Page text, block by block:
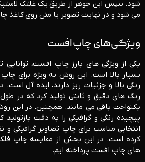
شود. سپس این جوهر از طریق یک غلتک
می ‌شود و در نهایت تصویر یا متن روی کاغذ
ویژگی‌های چاپ افست
یکی از ویژگی ‌های بارز چاپ افست، توانایی
بسیار بالا است. این روش به‌ ویژه برای
رنگی بالا و جزئیات ریز دارند، ایده‌ آل
رنگ ‌های دقیق و ثابتی تولید کرد که در
یکنواخت باقی می ‌مانند. همچنین، در این
پیچیده رنگی و گرافیکی را به ‌دقت بازتولید
انتخابی مناسب برای چاپ تصاویر گرافیکی
کرده است. در این بخش از مقایسه چاپ
های چاپ افست پرداخته ایم.